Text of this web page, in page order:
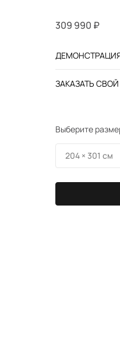
309 990 ₽
ЗАКАЗАТЬ
Выберите
204 × 301 см